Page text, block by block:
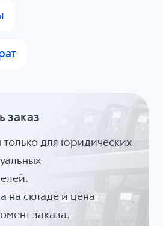
заказ
только для юридических
на складе и цена
заказа.